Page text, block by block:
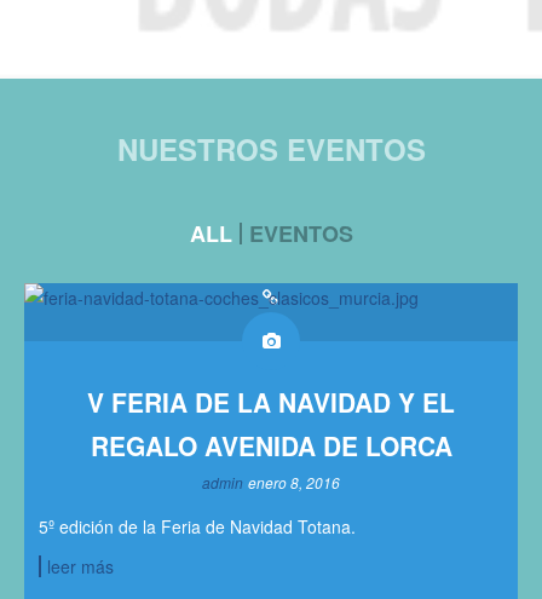
NUESTROS EVENTOS
ALL EVENTOS
V FERIA DE LA NAVIDAD Y EL
REGALO AVENIDA DE LORCA
admin enero 8, 2016
5º edición de la Feria de Navidad Totana.
leer más